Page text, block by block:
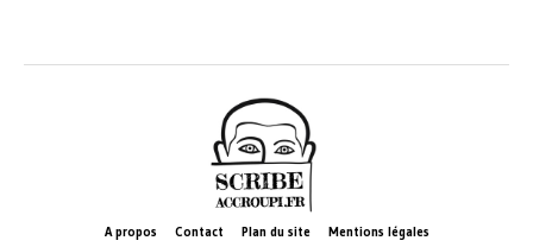
A propos Contact Plan du site Mentions légales